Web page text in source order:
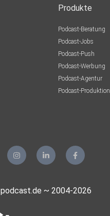
Produkte
Podcast-Beratung
Podcast-Jobs
Podcast-Push
Podcast-Werbung
Podcast-Agentur
Podcast-Produktion
podcast.de ~ 2004-2026